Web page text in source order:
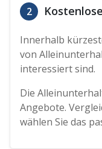
2
Innerhalb
von
interessiert sind.
Die
Angebote.
wählen Sie das